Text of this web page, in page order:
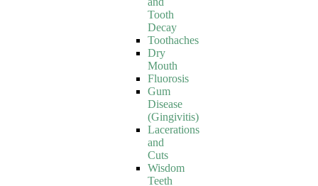
Tooth
Decay
Toothaches
Dry
Mouth
Fluorosis
Gum
Disease
(Gingivitis)
Lacerations
and
Cuts
Wisdom
Teeth